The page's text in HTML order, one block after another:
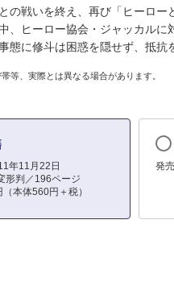
の戦いを終え、再び「ヒーロー
、ヒーロー協会・ジャッカルに
態に修斗は困惑を隠せず、抵抗
等、実際とは異なる場合があります。
年11月22日
形判／196ページ
本体560円＋税）
発